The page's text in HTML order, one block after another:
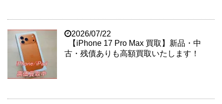
2026/07/22
【iPhone 17 Pro Max 買取】新品・中
古・残債ありも高額買取いたします！